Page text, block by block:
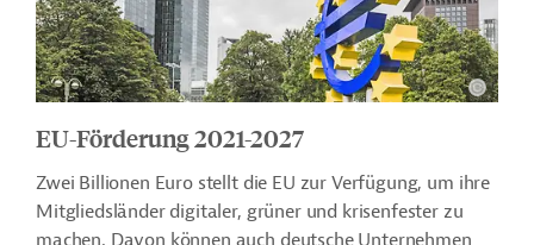
EU-Förderung 2021-2027
Zwei Billionen Euro stellt die EU zur Verfügung, um ihre
Mitgliedsländer digitaler, grüner und krisenfester zu
machen. Davon können auch deutsche Unternehmen